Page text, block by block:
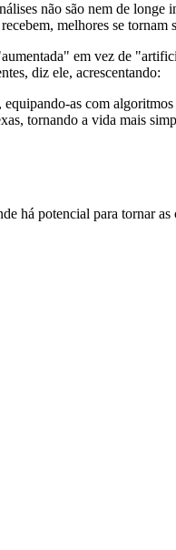
não são nem de
melhores se tornam
em vez de
diz ele, acrescentando:
as com
tornando a vida mais
há potencial para tornar